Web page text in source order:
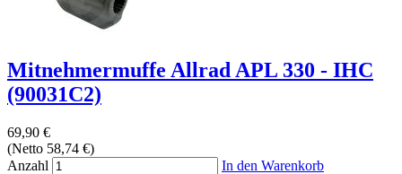
Mitnehmermuffe Allrad APL 330 - IHC
(90031C2)
69,90 €
(Netto 58,74 €)
Anzahl
In den Warenkorb